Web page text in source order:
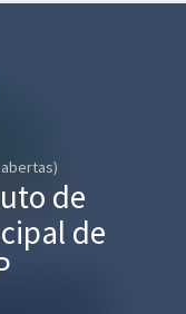
de
de